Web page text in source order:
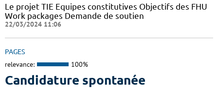
Le projet TIE Equipes constitutives Objectifs des FHU
Work packages Demande de soutien
22/03/2024 11:06
PAGES
relevance: 100%
Candidature spontanée